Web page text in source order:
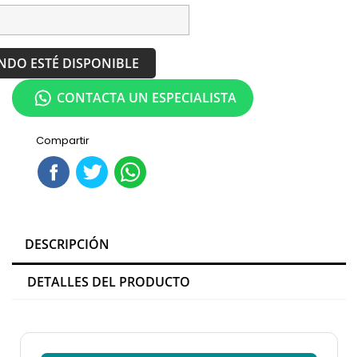
ESTÉ DISPONIBLE
Compartir
CONTACTA UN ESPECIALISTA
DESCRIPCIÓN
DETALLES DEL PRODUCTO